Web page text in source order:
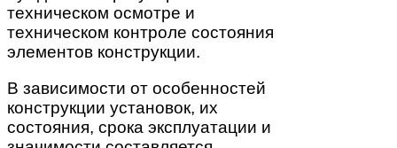
техническом осмотре и
техническом контроле состояния
элементов конструкции.
В зависимости от особенностей
конструкции установок, их
состояния, срока эксплуатации и